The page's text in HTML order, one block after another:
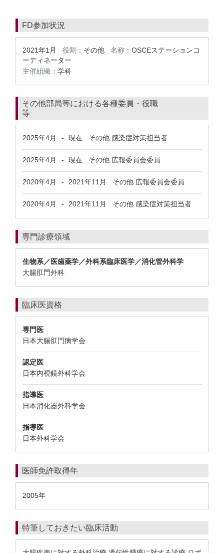
FD参加状況
2021年1月 役割： その他 名称： OSCEステーションコ
ーディネーター
主催組織： 学科
その他部局等における各種委員・役職
等
2025年4月 - 現在 その他 感染症対策担当者
2025年4月 - 現在 その他 広報委員会委員
2020年4月 - 2021年11月 その他 広報委員会委員
2020年4月 - 2021年11月 その他 感染症対策担当者
専門診療領域
生物系／医歯薬学／外科系臨床医学／消化管外科学
大腸肛門外科
臨床医資格
専門医
日本大腸肛門病学会
認定医
日本内視鏡外科学会
指導医
日本消化器外科学会
指導医
日本外科学会
医師免許取得年
2005年
特筆しておきたい臨床活動